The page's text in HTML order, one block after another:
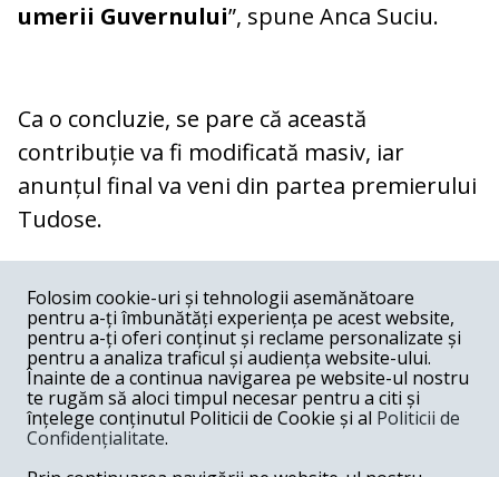
umerii Guvernului”, spune Anca Suciu.
Ca o concluzie, se pare că această
contribuție va fi modificată masiv, iar
anunțul final va veni din partea premierului
Tudose.
COMENTARII
Nume
Email
Folosim cookie-uri și tehnologii asemănătoare
pentru a-ți îmbunătăți experiența pe acest website,
pentru a-ți oferi conținut și reclame personalizate și
pentru a analiza traficul și audiența website-ului.
Înainte de a continua navigarea pe website-ul nostru
te rugăm să aloci timpul necesar pentru a citi și
înțelege conținutul Politicii de Cookie și al Politicii de
Confidențialitate.